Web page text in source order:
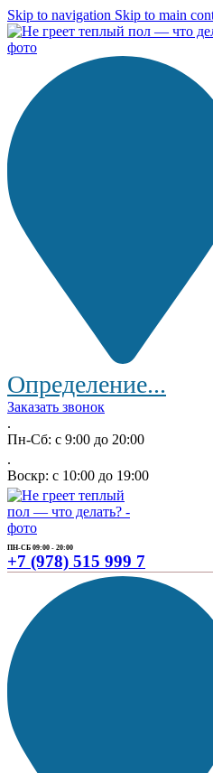
Skip to navigation Skip to main
Определение...
Заказать звонок
.
Пн-Сб: с 9:00 до 20:00
.
Воскр: с 10:00 до 19:00
ПН-СБ 09:00 - 20:00
+7 (978) 515 999 7